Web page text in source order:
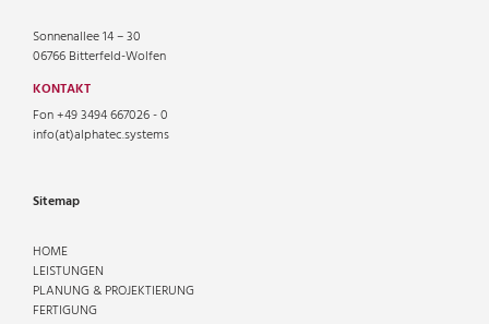
Sonnenallee 14 – 30
06766 Bitterfeld-Wolfen
KONTAKT
Fon +49 3494 667026 - 0
info(at)alphatec.systems
Sitemap
HOME
LEISTUNGEN
PLANUNG & PROJEKTIERUNG
FERTIGUNG